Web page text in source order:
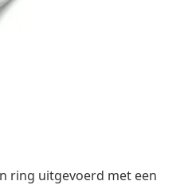
ring uitgevoerd met een